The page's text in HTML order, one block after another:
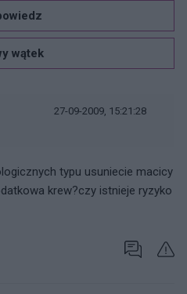
wątek
27-09-2009, 15:21:28
typu usuniecie macicy
krew?czy istnieje ryzyko